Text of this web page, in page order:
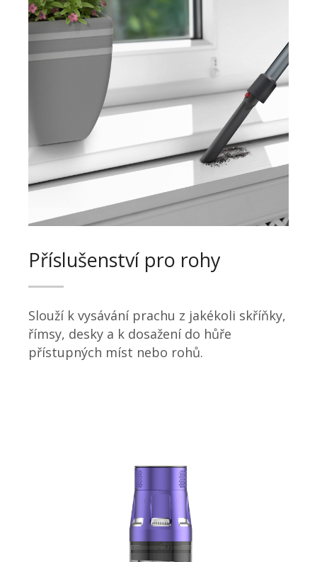
Příslušenství pro rohy
Slouží k vysávání prachu z jakékoli skříňky,
římsy, desky a k dosažení do hůře
přístupných míst nebo rohů.